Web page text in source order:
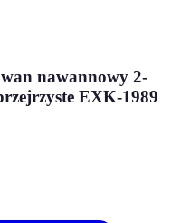
nawannowy 2-
EXK-1989